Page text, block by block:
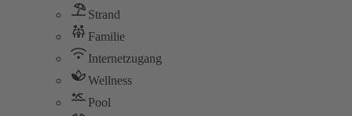
Strand
Familie
Internetzugang
Wellness
Pool